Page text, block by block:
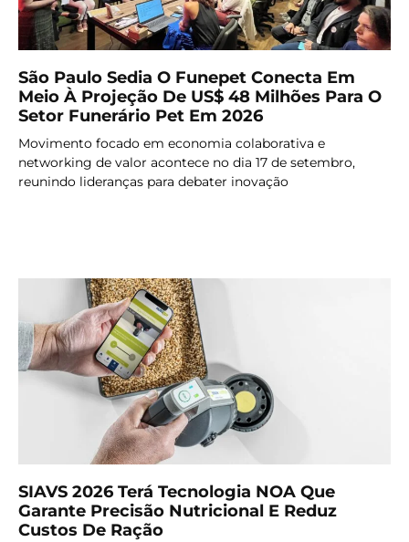
São Paulo Sedia O Funepet Conecta Em
Meio À Projeção De US$ 48 Milhões Para O
Setor Funerário Pet Em 2026
Movimento focado em economia colaborativa e
networking de valor acontece no dia 17 de setembro,
reunindo lideranças para debater inovação
SIAVS 2026 Terá Tecnologia NOA Que
Garante Precisão Nutricional E Reduz
Custos De Ração